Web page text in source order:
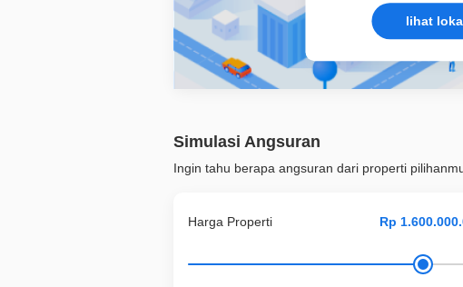
lihat
Simulasi Angsuran
Ingin tahu berapa angsuran dari properti
Harga Properti